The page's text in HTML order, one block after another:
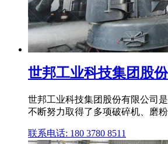
世邦工业科技集团股
世邦工业科技集团股份有限公司
不断努力取得了多项破碎机、磨
联系电话: 180 3780 8511